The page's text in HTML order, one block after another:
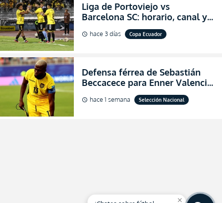
Liga de Portoviejo vs
Barcelona SC: horario, canal y
dónde ver EN VIVO los octavos
de final de la Copa Ecuador
schedule hace 3 días Copa Ecuador
Defensa férrea de Sebastián
Beccacece para Enner Valencia
al indicar que era el hombre
indicado para Ecuador
schedule hace 1 semana Selección Nacional
close